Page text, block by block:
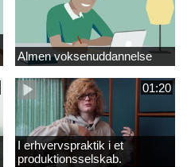
Almen voksenuddannelse
01:20
I erhvervspraktik i et
produktionsselskab.